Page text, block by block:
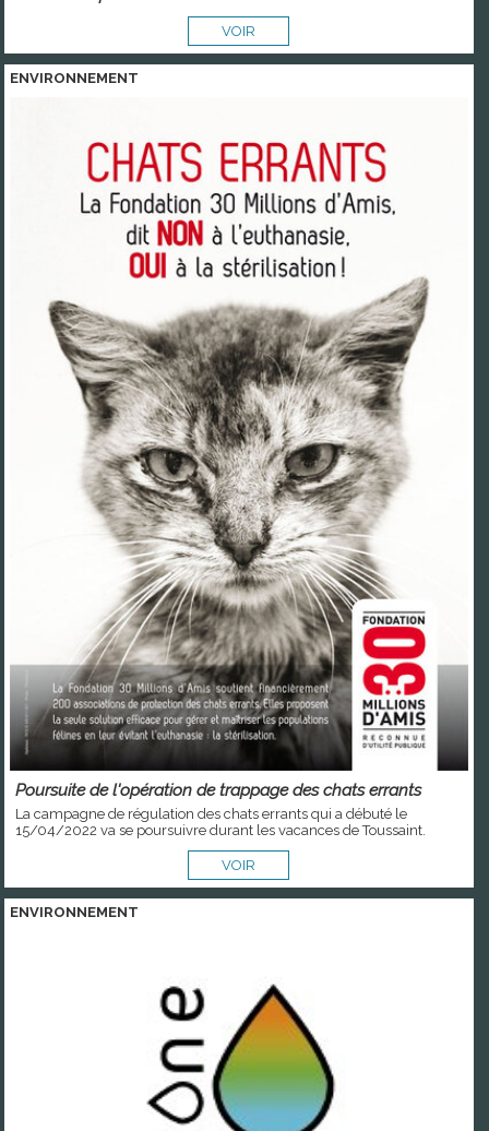
VOIR
ENVIRONNEMENT
Poursuite de l'opération de trappage des chats errants
La campagne de régulation des chats errants qui a débuté le
15/04/2022 va se poursuivre durant les vacances de Toussaint.
VOIR
ENVIRONNEMENT